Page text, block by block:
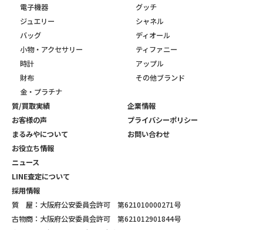
電子機器
ジュエリー
バッグ
小物・アクセサリー
時計
財布
金・プラチナ
グッチ
シャネル
ディオール
ティファニー
アップル
その他ブランド
質/買取実績
お客様の声
まるみやについて
お役立ち情報
ニュース
LINE査定について
採用情報
企業情報
プライバシーポリシー
お問い合わせ
質 屋：大阪府公安委員会許可 第621010000271号
古物商：大阪府公安委員会許可 第621012901844号